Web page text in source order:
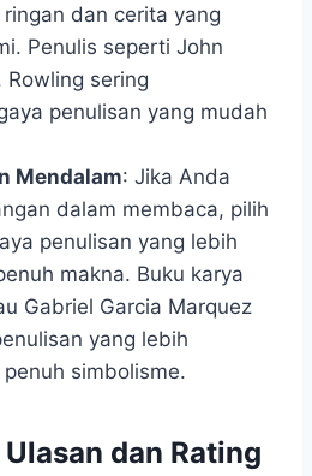
dan cerita yang
Penulis seperti John
Rowling sering
penulisan yang mudah
Mendalam: Jika Anda
dalam membaca, pilih
penulisan yang lebih
makna. Buku karya
Gabriel Garcia Marquez
yang lebih
simbolisme.
dan Rating